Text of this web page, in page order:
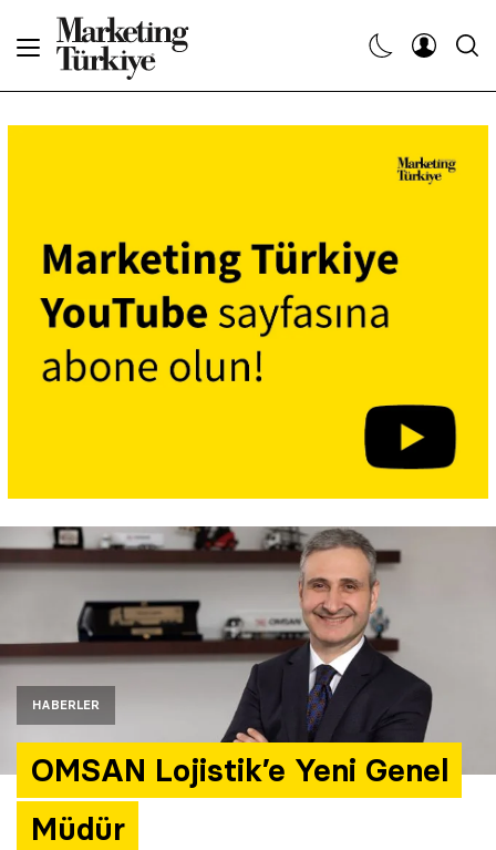
HABERLER
OMSAN Lojistik’e Yeni Genel
Müdür
Dergiler
Etkinlikler
Araştırma